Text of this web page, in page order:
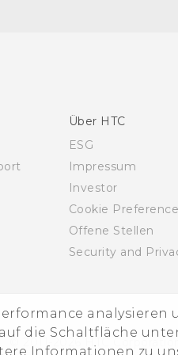
analysieren
die Schaltfläche
Informationen zu
Über HTC
ESG
Impressum
Investor
Cookie
Offene Stellen
Security and
© 2011-2026 HTC Corporation